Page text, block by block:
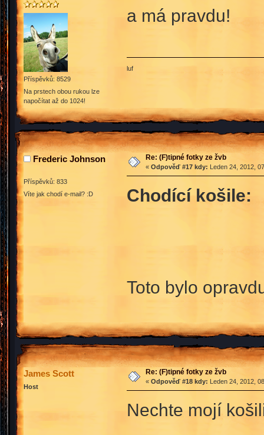
Příspěvků: 8529
Na prstech obou rukou lze
napočítat až do 1024!
a má pravdu!
luf
Frederic Johnson
Příspěvků: 833
Víte jak chodí e-mail? :D
Re: (F)tipné fotky ze žvb
« Odpověď #17 kdy: Leden 24, 2012,
Chodící košile:
Toto bylo
James Scott
Host
Re: (F)tipné fotky ze žvb
« Odpověď #18 kdy: Leden 24, 2012,
Nechte mojí